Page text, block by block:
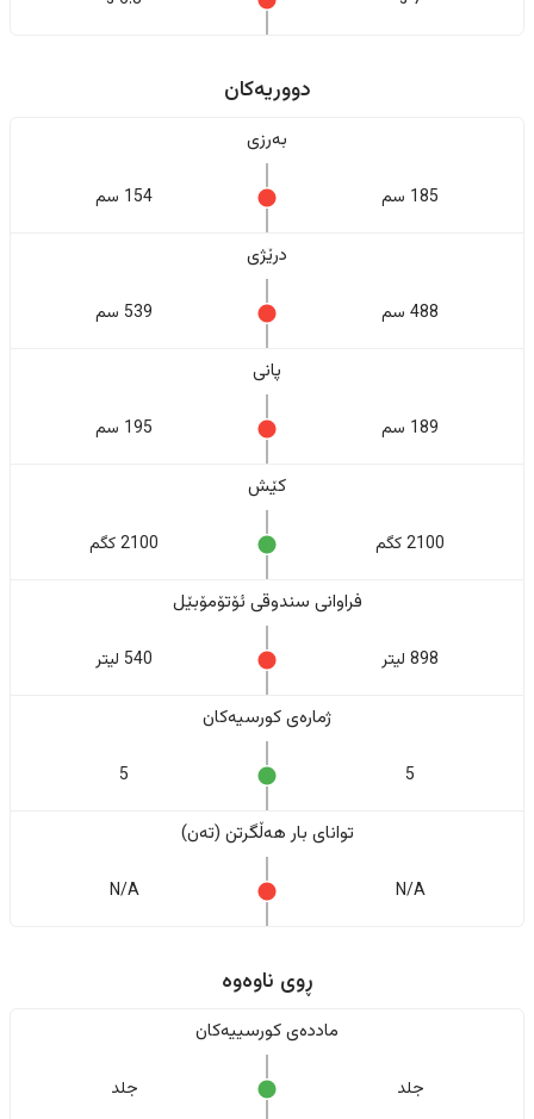
دووریەکان
بەرزی
185 سم 154 سم
درێژی
488 سم 539 سم
پانی
189 سم 195 سم
کێش
2100 کگم 2100 کگم
فراوانی سندوقی ئۆتۆمۆبێل
898 لیتر 540 لیتر
ژمارەی کورسیەکان
5
5
تواناى بار هەڵگرتن (تەن)
N/A
N/A
ڕوی ناوەوە
ماددەی کورسییەکان
جلد جلد